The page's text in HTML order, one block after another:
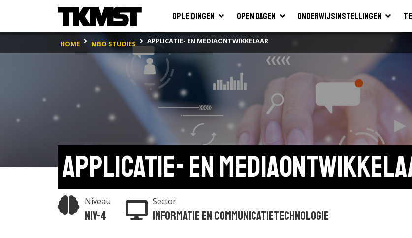
Opleidingen Open dagen Onderwijsinstellingen
HOME MBO STUDIES APPLICATIE- EN MEDIAONTWIKKELAAR
Applicatie- en
Niveau
Niv-4
Sector
Infor­matie en communicatie­technologie